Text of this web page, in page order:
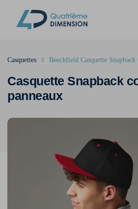
Casquette Snapback
panneaux
Casquettes Beechfield Casquette